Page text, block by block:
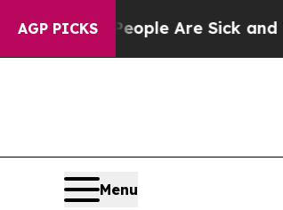
AGP PICKS
“People Are Sick and Tired
Menu